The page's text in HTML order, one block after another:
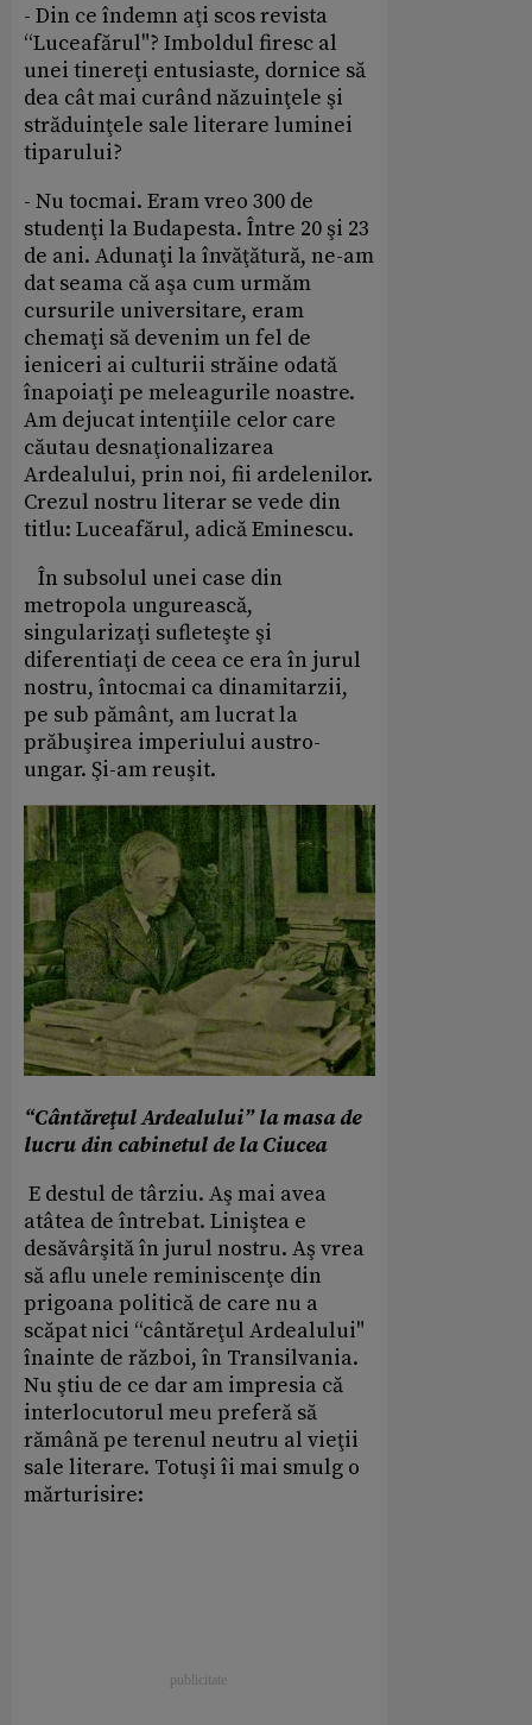
- Din ce îndemn aţi scos revista
“Luceafărul"? Imboldul firesc al
unei tinereţi entusiaste, dornice să
dea cât mai curând năzuinţele şi
străduinţele sale literare luminei
tiparului?
- Nu tocmai. Eram vreo 300 de
studenţi la Budapesta. Între 20 şi 23
de ani. Adunaţi la învăţătură, ne-am
dat seama că aşa cum urmăm
cursurile universitare, eram
chemaţi să devenim un fel de
ieniceri ai culturii străine odată
înapoiaţi pe meleagurile noastre.
Am dejucat intenţiile celor care
căutau desnaţionalizarea
Ardealului, prin noi, fii ardelenilor.
Crezul nostru literar se vede din
titlu: Luceafărul, adică Eminescu.
În subsolul unei case din
metropola ungurească,
singularizaţi sufleteşte şi
diferentiaţi de ceea ce era în jurul
nostru, întocmai ca dinamitarzii,
pe sub pământ, am lucrat la
prăbuşirea imperiului austro-
ungar. Şi-am reuşit.
“Cântăreţul Ardealului” la masa de
lucru din cabinetul de la Ciucea
E destul de târziu. Aş mai avea
atâtea de întrebat. Liniştea e
desăvârşită în jurul nostru. Aş vrea
să aflu unele reminiscenţe din
prigoana politică de care nu a
scăpat nici “cântăreţul Ardealului"
înainte de război, în Transilvania.
Nu ştiu de ce dar am impresia că
interlocutorul meu preferă să
rămână pe terenul neutru al vieţii
sale literare. Totuşi îi mai smulg o
mărturisire: